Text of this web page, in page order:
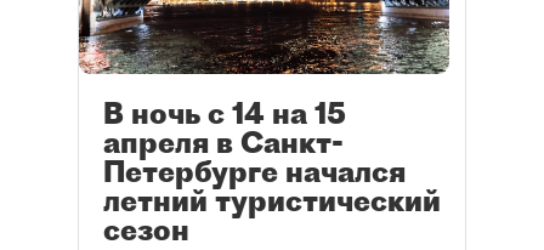
В ночь с 14 на 15
апреля в Санкт-
Петербурге начался
летний туристический
сезон